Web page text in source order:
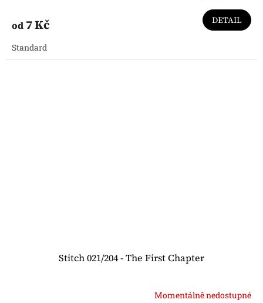
od 7 Kč DETAIL
Standard
Stitch 021/204 - The First Chapter
Momentálně nedostupné